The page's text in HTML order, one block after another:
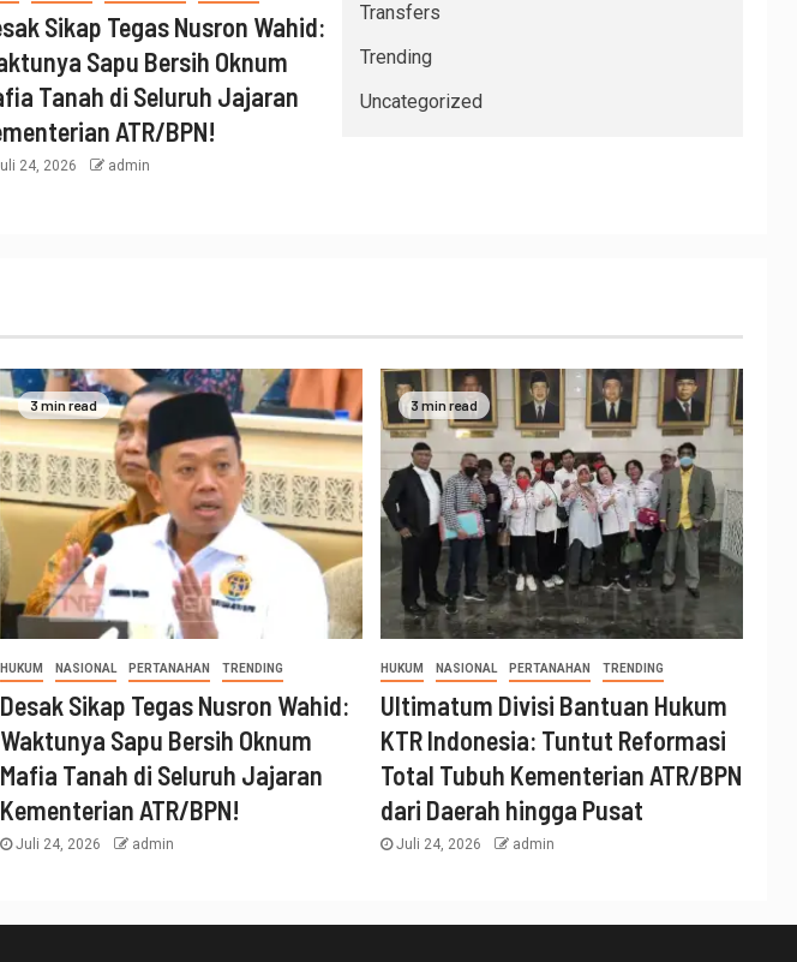
Sikap Tegas Nusron Wahid:
Sapu Bersih Oknum
Tanah di Seluruh Jajaran
ATR/BPN!
24, 2026 admin
Transfers
Trending
Uncategorized
3 min read
HUKUM NASIONAL PERTANAHAN TRENDING
Desak Sikap Tegas Nusron Wahid:
Waktunya Sapu Bersih Oknum
Mafia Tanah di Seluruh Jajaran
Kementerian ATR/BPN!
Juli 24, 2026 admin
3 min read
HUKUM NASIONAL PERTANAHAN TRENDING
Ultimatum Divisi Bantuan Hukum
KTR Indonesia: Tuntut Reformasi
Total Tubuh Kementerian ATR/BPN
dari Daerah hingga Pusat
Juli 24, 2026 admin